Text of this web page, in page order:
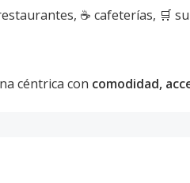
☕ cafeterías, 🛒
céntrica con comodidad,